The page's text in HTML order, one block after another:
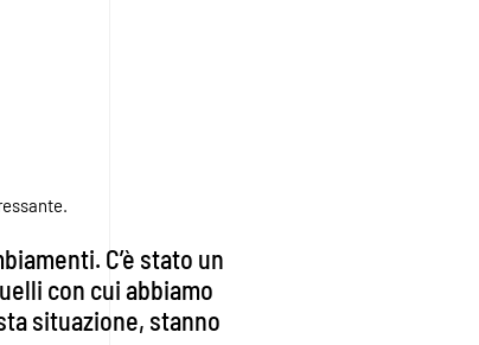
C’è stato un
con cui abbiamo
situazione, stanno